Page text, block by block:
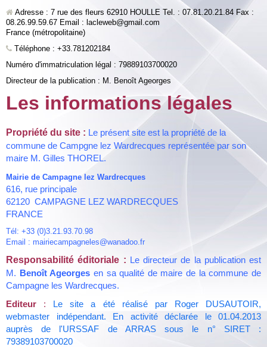
Adresse : 7 rue des fleurs 62910 HOULLE Tel. : 07.81.20.21.84 Fax :
08.26.99.59.67 Email : lacleweb@gmail.com
France (métropolitaine)
Téléphone : +33.781202184
Numéro d'immatriculation légal : 79889103700020
Directeur de la publication : M. Benoît Ageorges
Les informations légales
Propriété du site : Le présent site est la propriété de la
commune de Campgne lez Wardrecques représentée par son
maire M. Gilles THOREL.
Mairie de Campagne lez Wardrecques
616, rue principale
62120 CAMPAGNE LEZ WARDRECQUES
FRANCE
Tél: +33 (0)3.21.93.70.98
Email : mairiecampagneles@wanadoo.fr
Responsabilité éditoriale : Le directeur de la publication est
M. Benoît Ageorges en sa qualité de maire de la commune de
Campagne les Wardrecques.
Editeur : Le site a été réalisé par Roger DUSAUTOIR,
webmaster indépendant. En activité déclarée le 01.04.2013
auprès de l'URSSAF de ARRAS sous le n° SIRET :
79389103700020